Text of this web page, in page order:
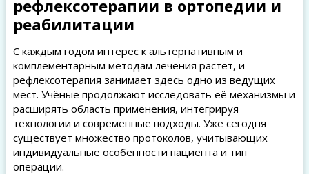
рефлексотерапии в ортопедии и
реабилитации
С каждым годом интерес к альтернативным и
комплементарным методам лечения растёт, и
рефлексотерапия занимает здесь одно из ведущих
мест. Учёные продолжают исследовать её механизмы и
расширять область применения, интегрируя
технологии и современные подходы. Уже сегодня
существует множество протоколов, учитывающих
индивидуальные особенности пациента и тип
операции.